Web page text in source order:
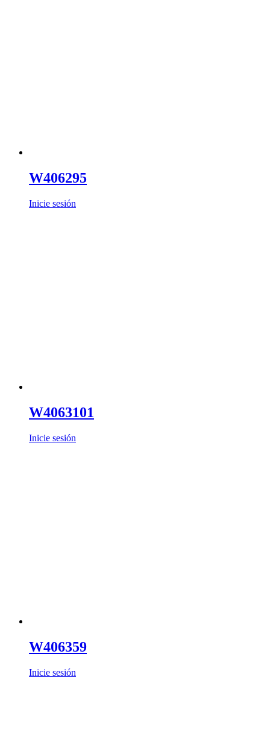
W406295
Inicie sesión
W4063101
Inicie sesión
W406359
Inicie sesión